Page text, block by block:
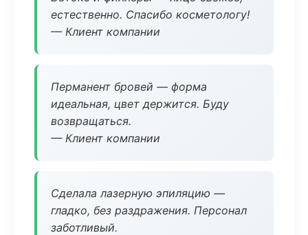
естественно. Спасибо косметологу!
— Клиент компании
Перманент бровей — форма
идеальная, цвет держится. Буду
возвращаться.
— Клиент компании
Сделала лазерную эпиляцию —
гладко, без раздражения. Персонал
заботливый.